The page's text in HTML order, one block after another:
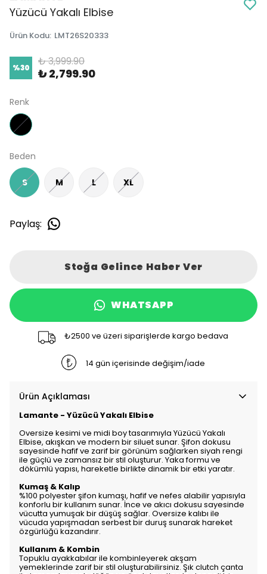
Yüzücü Yakalı Elbise
Ürün Kodu: LMT26S20333
%30 ₺ 3,999.90
₺ 2,799.90
Renk
Beden
S M L XL
Paylaş:
Stoğa Gelince Haber Ver
WHATSAPP
₺2500 ve üzeri siparişlerde kargo bedava
14 gün içerisinde değişim/iade
Ürün Açıklaması
Lamante - Yüzücü Yakalı Elbise
Oversize kesimi ve midi boy tasarımıyla Yüzücü Yakalı
Elbise, akışkan ve modern bir siluet sunar. Şifon dokusu
sayesinde hafif ve zarif bir görünüm sağlarken siyah rengi
ile güçlü ve zamansız bir stil oluşturur. Yaka formu ve
dökümlü yapısı, hareketle birlikte dinamik bir etki yaratır.
Kumaş & Kalıp
%100 polyester şifon kumaşı, hafif ve nefes alabilir yapısıyla
konforlu bir kullanım sunar. İnce ve akıcı dokusu sayesinde
vücutta yumuşak bir düşüş sağlar. Oversize kalıbı ile
vücuda yapışmadan serbest bir duruş sunarak hareket
özgürlüğü kazandırır.
Kullanım & Kombin
Topuklu ayakkabılar ile kombinleyerek akşam
yemeklerinde zarif bir stil oluşturabilirsiniz. Şık clutch çanta